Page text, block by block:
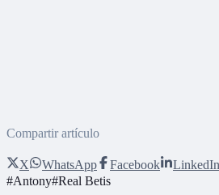
Compartir artículo
X WhatsApp Facebook LinkedIn
#Antony#Real Betis